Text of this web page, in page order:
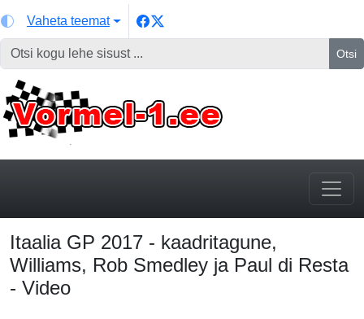
Vaheta teemat
Otsi
Itaalia GP 2017 - kaadritagune,
Williams, Rob Smedley ja Paul di Resta
- Video